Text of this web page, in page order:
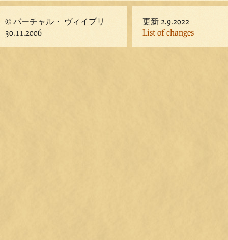
© バーチャル・ ヴィイプリ
30.11.2006
更新 2.9.2022
List of changes